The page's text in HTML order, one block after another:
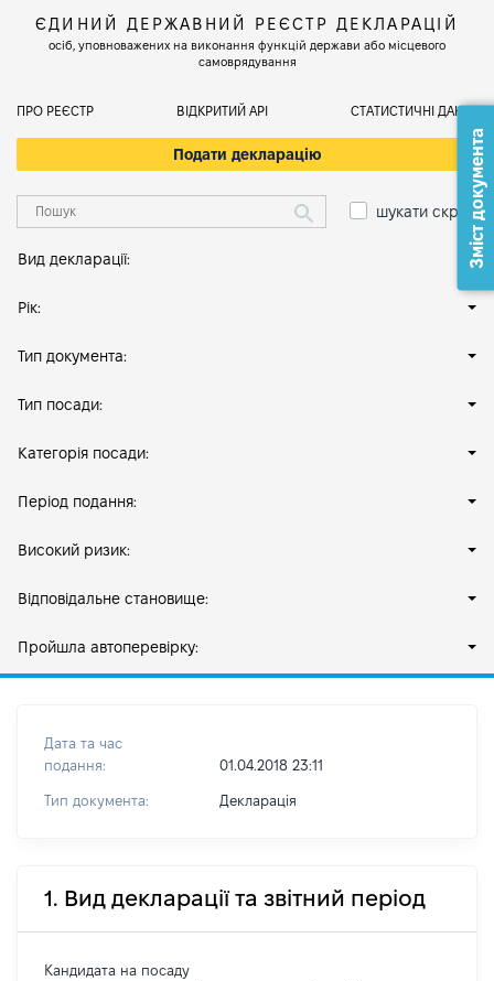
ЄДИНИЙ ДЕРЖАВНИЙ РЕЄСТР ДЕКЛАРАЦІЙ
осіб, уповноважених на виконання функцій держави або місцевого
самоврядування
ПРО РЕЄСТР ВІДКРИТИЙ АРІ СТАТИСТИЧНІ ДАНІ
Подати декларацію
шукати скрізь
Вид декларації:
Рік:
Тип документа:
Тип посади:
Категорія посади:
Період подання:
Високий ризик:
Відповідальне становище:
Пройшла автоперевірку:
Дата та час
подання:
01.04.2018 23:11
Тип документа: Декларація
1. Вид декларації та звітний період
Кандидата на посаду
Зміст документа